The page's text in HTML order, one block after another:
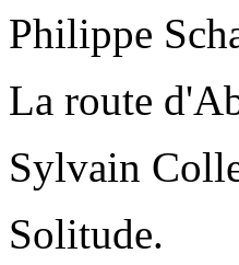
Philippe
La route
Sylvain
Solitude.